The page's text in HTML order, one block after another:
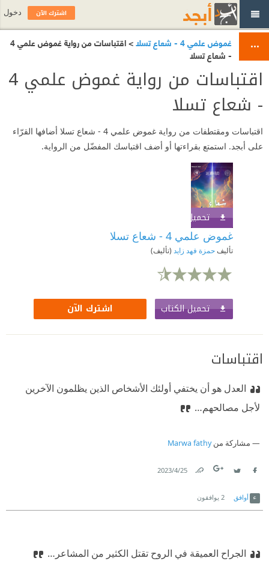
غموض علمي 4 - شعاع تسلا
> اقتباسات من رواية غموض علمي 4
- شعاع تسلا
اقتباسات من رواية غموض علمي 4
- شعاع تسلا
اقتباسات ومقتطفات من رواية غموض علمي 4 - شعاع تسلا أضافها القرّاء
على أبجد. استمتع بقراءتها أو أضف اقتباسك المفضّل من الرواية.
تحميل الكتاب
غموض علمي 4 - شعاع تسلا
تأليفحمزة فهد زايد (تأليف)
تحميل الكتاب اشترك الآن
اقتباسات
العدل هو أن يختفي أولئك الأشخاص الذين يظلمون الآخرين
لأجل مصالحهم…
مشاركة منMarwa fathy
25‏/4‏/2023
أوافق 2 يوافقون
الجراح العميقة في الروح تقتل الكثير من المشاعر…
اشترك الآن دخول